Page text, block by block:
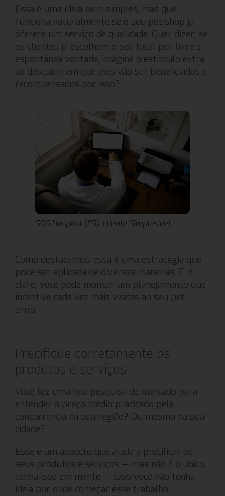
Essa é uma ideia bem simples, mas que
funciona naturalmente se o seu pet shop já
oferece um serviço de qualidade. Quer dizer: se
os clientes já escolhem o seu local por livre e
espontânea vontade, imagine o estímulo extra
ao descobrirem que eles vão ser beneficiados e
recompensados por isso?
SOS Hospital (ES), cliente SimplesVet
Como destacamos, essa é uma estratégia que
pode ser aplicada de diversas maneiras. E, é
claro, você pode montar um planejamento que
incentive cada vez mais visitas ao seu pet
shop.
Precifique corretamente os
produtos e serviços
Você fez uma boa pesquisa de mercado para
entender o preço médio praticado pela
concorrência na sua região? Ou mesmo na sua
cidade?
Esse é um aspecto que ajuda a precificar os
seus produtos e serviços — mas não é o único,
tenha isso em mente — caso você não tenha
ideia por onde começar esse trabalho.